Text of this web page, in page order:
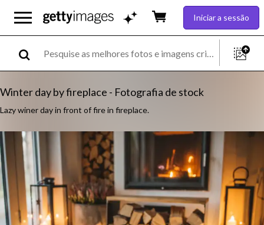
Iniciar a sessão
Winter day by fireplace - Fotografia de stock
Lazy winer day in front of fire in fireplace.